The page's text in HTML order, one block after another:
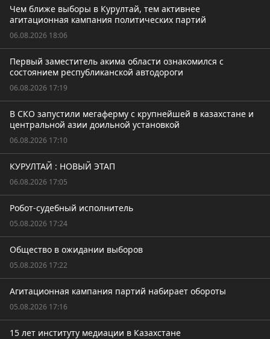
Чем ближе выборы в Курултай, тем активнее
агитационная кампания политических партий
06.08.2026 18:06
Первый заместитель акима области ознакомился с
состоянием республиканской автодороги
06.08.2026 17:19
В СКО запустили мегаферму с крупнейшей в казахстане и
центральной азии доильной установкой
06.08.2026 17:10
КУРУЛТАЙ : НОВЫЙ ЭТАП
06.08.2026 17:05
Робот-судебный исполнитель
05.08.2026 17:24
Общество в ожидании выборов
05.08.2026 17:22
Агитационная кампания партий набирает обороты
05.08.2026 17:16
15 лет институту медиации в Казахстане